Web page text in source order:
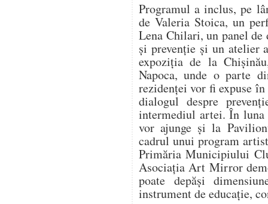
Programul a inclus, pe
de Valeria Stoica, un
Lena Chilari, un panel
și prevenție și un atelier
expoziția de la
Napoca, unde o parte
rezidenței vor fi expuse
dialogul despre
intermediul artei. În
vor ajunge și la
cadrul unui program
Primăria Municipiului
Asociația Art Mirror
poate depăși
instrument de educație,